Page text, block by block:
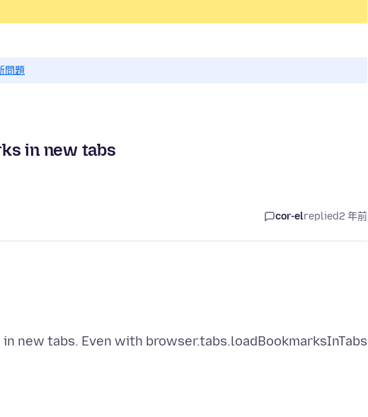
問題
in new tabs
cor-elreplied2 年前
new tabs. Even with browser.tabs.loadBookmarksInTabs